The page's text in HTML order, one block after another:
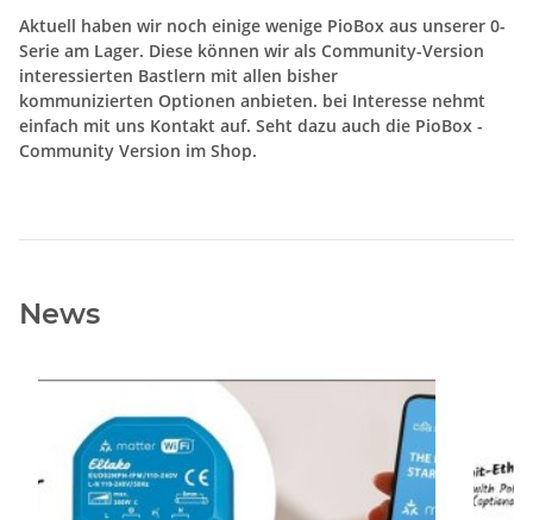
Aktuell haben wir noch einige wenige PioBox aus unserer 0-
Serie am Lager. Diese können wir als Community-Version
interessierten Bastlern mit allen bisher
kommunizierten Optionen anbieten. bei Interesse nehmt
einfach mit uns Kontakt auf. Seht dazu auch die PioBox -
Community Version im Shop.
News